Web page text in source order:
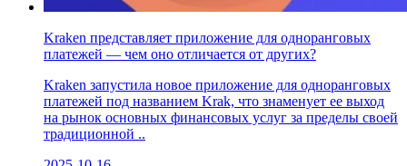
Kraken представляет приложение для одноранговых
платежей — чем оно отличается от других?
Kraken запустила новое приложение для одноранговых
платежей под названием Krak, что знаменует ее выход
на рынок основных финансовых услуг за пределы своей
традиционной ..